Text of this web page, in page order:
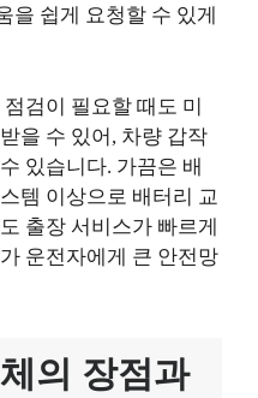
을 쉽게 요청할 수 있게
검이 필요할 때도 미
을 수 있어, 차량 갑작
있습니다. 가끔은 배
템 이상으로 배터리 교
출장 서비스가 빠르게
운전자에게 큰 안전망
의 장점과